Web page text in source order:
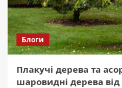
Блоги
Плакучі дерева та
шаровидні дерева